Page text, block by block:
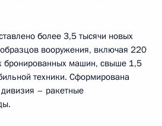
более 3,5 тысячи новых
вооружения, включая 220
бронированных машин, свыше 1,5
техники. Сформирована
– ракетные